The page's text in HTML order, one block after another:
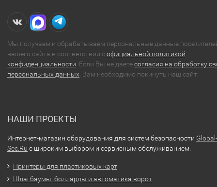
Мы получаем и обрабатываем персональные данные
нашего сайта в соответствии софициальной политикой
конфиденциальности . Если Вы не даетесогласия на обработку
персональных данных , Вам необходимо покинуть наш сайт.
НАШИ ПРОЕКТЫ
Интернет-магазин оборудования для систем безопасности Global-
Sec.Ru с широким выбором и сервисным обслуживанием.
Принтеры для пластиковых карт
Шлагбаумы, болларды и автоматика ворот